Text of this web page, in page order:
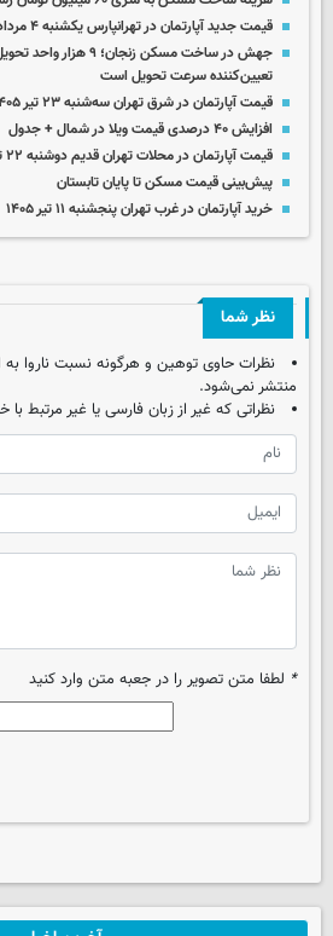
قیمت جدید آپارتمان در تهرانپارس یکشنبه ۴ مرداد ۱۴۰۵
جهش در ساخت مسکن
تعیین‌کننده سرعت تحویل است
قیمت آپارتمان در شرق تهران سه‌شنبه ۲۳ تیر ۱۴۰۵
افزایش ۴۰ درصدی قیمت ویلا در شمال + جدول
قیمت آپارتمان در محلات تهران قدیم دوشنبه ۲۲ تیر ۱۴۰۵
پیش‌بینی قیمت مسکن تا پایان تابستان
خرید آپارتمان در غرب تهران پنجشنبه ۱۱ تیر ۱۴۰۵
نظر شما
نظرات حاوی توهین و هرگونه نسبت ناروا
منتشر نمی‌شود.
نظراتی که غیر از زبان فارسی یا غیر مرتبط
* لطفا متن تصویر را در جعبه متن وارد کنید